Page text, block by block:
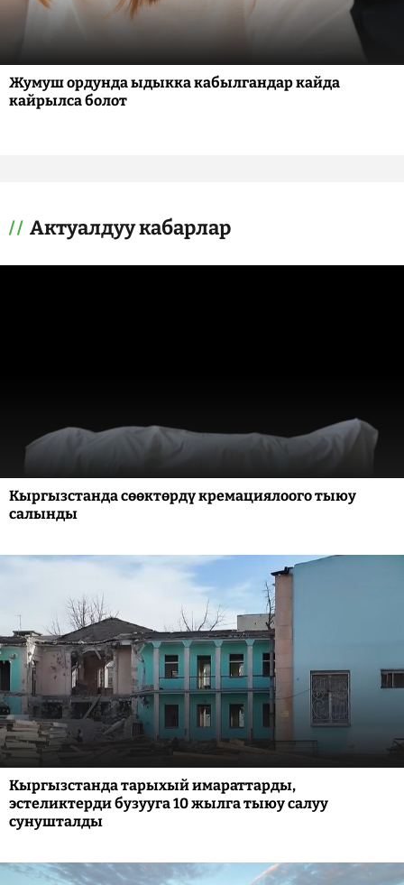
Жумуш ордунда ыдыкка кабылгандар кайда
кайрылса болот
Актуалдуу кабарлар
Кыргызстанда сөөктөрдү кремациялоого тыюу
салынды
Кыргызстанда тарыхый имараттарды,
эстеликтерди бузууга 10 жылга тыюу салуу
сунушталды